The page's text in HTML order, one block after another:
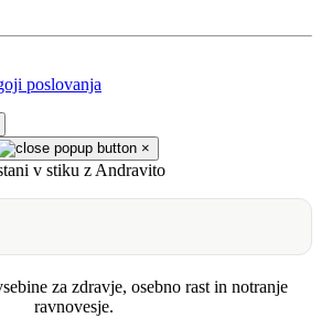
poslovanja
×
v stiku z Andravito
za zdravje, osebno rast in notranje
ravnovesje.